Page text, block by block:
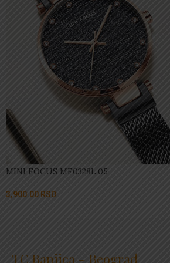
MINI FOCUS MF0328L.05
3,900.00 RSD
TC Banjica – Beograd